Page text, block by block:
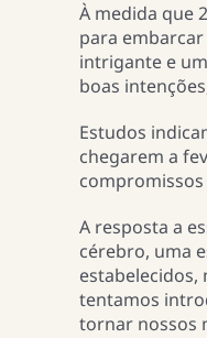
À medida que
para
intrigante e
boas
Estudos
chegarem a
A resposta a
cérebro, uma
tentamos
tornar nossos